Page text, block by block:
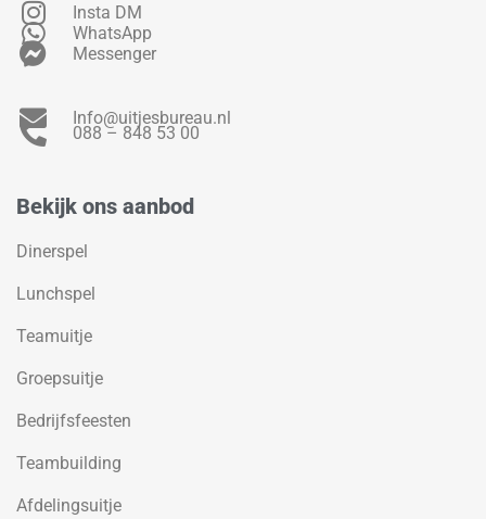
Insta DM
WhatsApp
Messenger
Info@uitjesbureau.nl
088 – 848 53 00
Bekijk ons aanbod
Dinerspel
Lunchspel
Teamuitje
Groepsuitje
Bedrijfsfeesten
Teambuilding
Afdelingsuitje